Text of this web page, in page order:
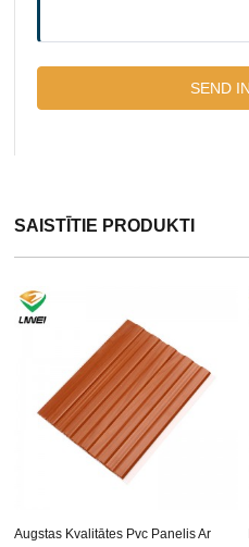
SAISTĪTIE PRODUKTI
Augstas Kvalitātes Pvc Panelis Ar